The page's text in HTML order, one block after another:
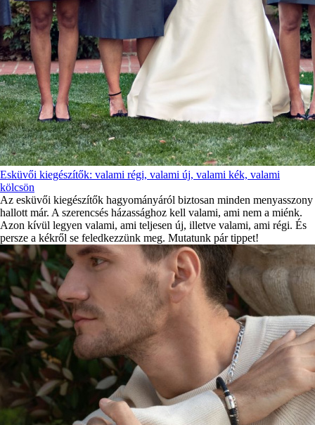
Esküvői kiegészítők: valami régi, valami új, valami kék, valami
kölcsön
Az esküvői kiegészítők hagyományáról biztosan minden menyasszony
hallott már. A szerencsés házassághoz kell valami, ami nem a miénk.
Azon kívül legyen valami, ami teljesen új, illetve valami, ami régi. És
persze a kékről se feledkezzünk meg. Mutatunk pár tippet!